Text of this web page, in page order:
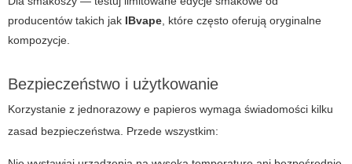
producentów takich jak IBvape, które często oferują oryginalne
kompozycje.
Bezpieczeństwo i użytkowanie
Korzystanie z jednorazowy e papieros wymaga świadomości kilku
zasad bezpieczeństwa. Przede wszystkim: